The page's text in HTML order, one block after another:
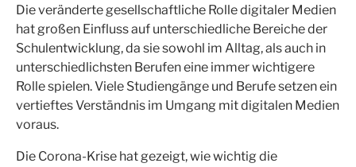
Die veränderte gesellschaftliche Rolle digitaler Medien
hat großen Einfluss auf unterschiedliche Bereiche der
Schulentwicklung, da sie sowohl im Alltag, als auch in
unterschiedlichsten Berufen eine immer wichtigere
Rolle spielen. Viele Studiengänge und Berufe setzen ein
vertieftes Verständnis im Umgang mit digitalen Medien
voraus.
Die Corona-Krise hat gezeigt, wie wichtig die